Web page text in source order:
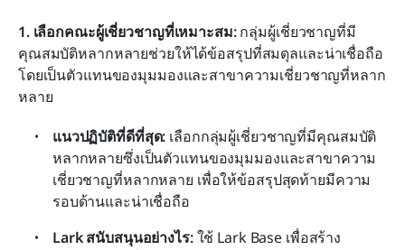
1. เลือกคณะผู้เชี่ยวชาญที่เหมาะสม: กลุ่มผู้เชี่ยวชาญที่มี
คุณสมบัติหลากหลายช่วยให้ได้ข้อสรุปที่สมดุลและน่าเชื่อถือ
โดยเป็นตัวแทนของมุมมองและสาขาความเชี่ยวชาญที่หลาก
หลาย
แนวปฏิบัติที่ดีที่สุด: เลือกกลุ่มผู้เชี่ยวชาญที่มีคุณสมบัติ
หลากหลายซึ่งเป็นตัวแทนของมุมมองและสาขาความ
เชี่ยวชาญที่หลากหลาย เพื่อให้ข้อสรุปสุดท้ายมีความ
รอบด้านและน่าเชื่อถือ
Lark สนับสนุนอย่างไร: ใช้ Lark Base เพื่อสร้าง